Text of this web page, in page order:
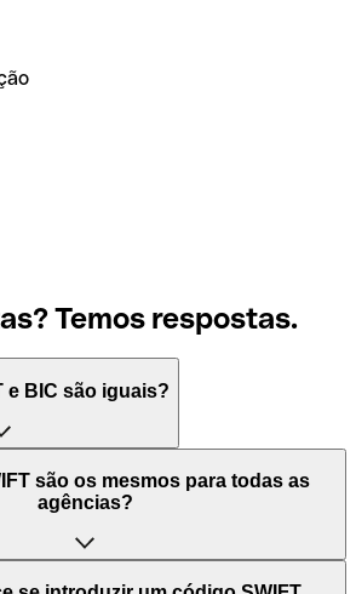
Temos respostas.
e BIC são iguais?
"Society for Worldwide
(Sociedade para
de uma rede mundial onde se
entre países. Por outro lado, BIC
são os mesmos para todas as
agências?